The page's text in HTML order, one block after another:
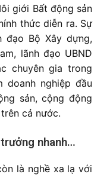
giới Bất động sản
thức diễn ra. Sự
đạo Bộ Xây dựng,
lãnh đạo UBND
chuyên gia trong
nghiệp đầu
sản, cộng động
cả nước.
nhanh…
là nghề xa lạ với